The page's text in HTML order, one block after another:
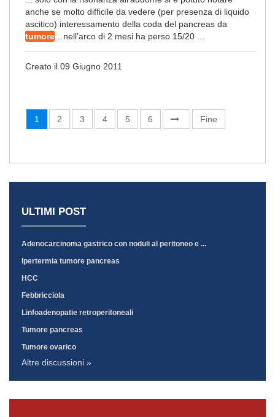
anche se molto difficile da vedere (per presenza di liquido
ascitico) interessamento della coda del pancreas da
tumore …nell’arco di 2 mesi ha perso 15/20 ...
Creato il 09 Giugno 2011
1 2 3 4 5 6 Fine
ULTIMI POST
Adenocarcinoma gastrico con noduli al peritoneo e ...
Ipertermia tumore pancreas
HCC
Febbricciola
Linfoadenopatie retroperitoneali
Tumore pancreas
Tumore ovarico
Altre discussioni »